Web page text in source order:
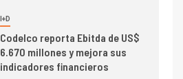
I+D
Codelco reporta Ebitda de US$
6.670 millones y mejora sus
indicadores financieros